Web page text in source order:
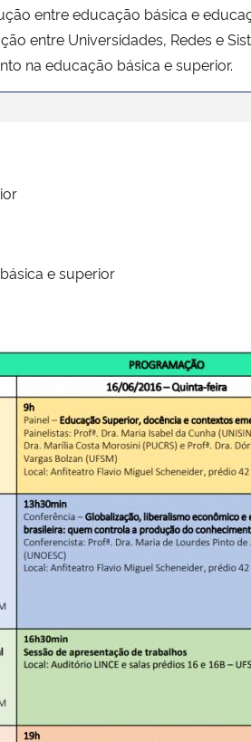
entre educação básica e
entre Universidades, Redes e
na educação básica e superior.
e superior